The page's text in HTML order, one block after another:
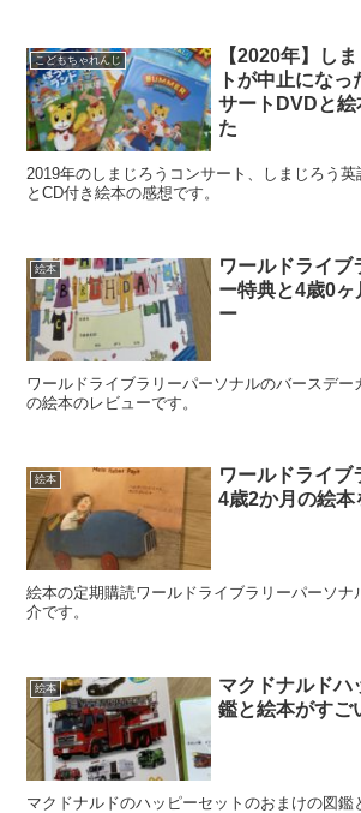
こどもちゃれんじ
【2020年】し
トが中止にな
サートDVDと絵
た
2019年のしまじろうコンサート、しまじろう
とCD付き絵本の感想です。
絵本
ワールドライブ
ー特典と4歳0
ー
ワールドライブラリーパーソナルのバースデー
の絵本のレビューです。
絵本
ワールドライブ
4歳2か月の絵本
絵本の定期購読ワールドライブラリーパーソナ
介です。
絵本
マクドナルドハ
鑑と絵本がすご
マクドナルドのハッピーセットのおまけの図鑑